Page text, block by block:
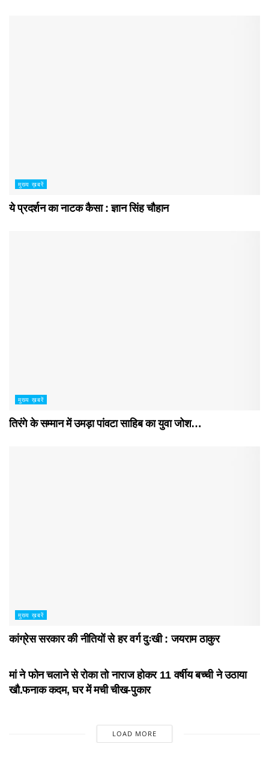
मुख्य ख़बरें
ये प्रदर्शन का नाटक कैसा : ज्ञान सिंह चौहान
मुख्य ख़बरें
तिरंगे के सम्मान में उमड़ा पांवटा साहिब का युवा जोश…
मुख्य ख़बरें
कांग्रेस सरकार की नीतियों से हर वर्ग दुःखी : जयराम ठाकुर
मां ने फोन चलाने से रोका तो नाराज होकर 11 वर्षीय बच्ची ने उठाया
खौ.फनाक कदम, घर में मची चीख-पुकार
LOAD MORE